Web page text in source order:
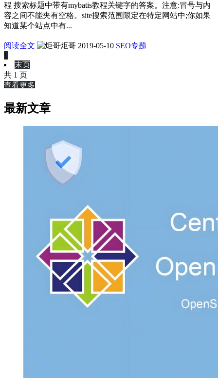
程 搜索标题中带有mybatis教程关键字的答案。注意:冒号与内
容之间不能夹有空格。site搜索范围限定在特定网站中;你如果
知道某个站点中有...
阅读全文 炬哥 2019-05-10 SEO专题
1
末页
共 1 页
查看更多
最新文章